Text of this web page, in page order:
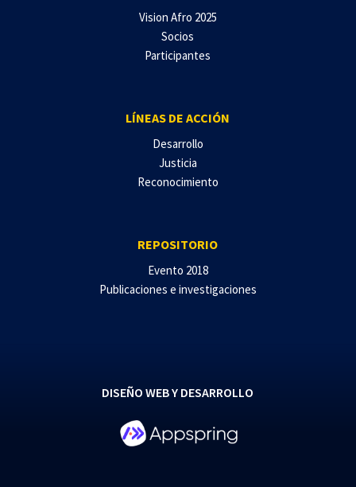
Vision Afro 2025
Socios
Participantes
LÍNEAS DE ACCIÓN
Desarrollo
Justicia
Reconocimiento
REPOSITORIO
Evento 2018
Publicaciones e investigaciones
DISEÑO WEB Y DESARROLLO